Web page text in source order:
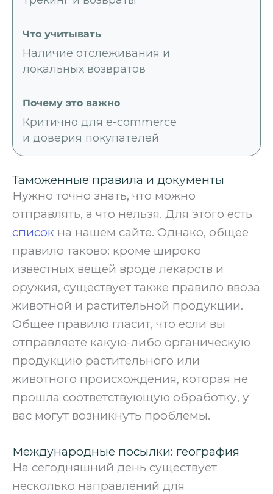
Наличие отслеживания и
локальных возвратов
Критично для e-commerce
и доверия покупателей
Таможенные правила и документы
Нужно точно знать, что можно
отправлять, а что нельзя. Для этого есть
список на нашем сайте. Однако, общее
правило таково: кроме широко
известных вещей вроде лекарств и
оружия, существует также правило ввоза
животной и растительной продукции.
Общее правило гласит, что если вы
отправляете какую-либо органическую
продукцию растительного или
животного происхождения, которая не
прошла соответствующую обработку, у
вас могут возникнуть проблемы.
Международные посылки: география
На сегодняшний день существует
несколько направлений для